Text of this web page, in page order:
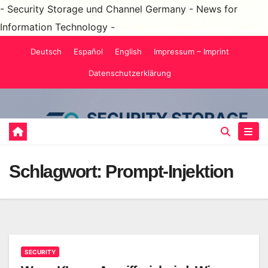
- Security Storage und Channel Germany - News for
Information Technology -
Deutsch Español English Impressum – Imprint
Datenschutzerklärung
Schlagwort: Prompt-Injektion
SECURITY